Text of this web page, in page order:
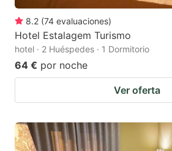
8.2 (74 evaluaciones)
Hotel Estalagem Turismo
hotel · 2 Huéspedes · 1 Dormitorio
64 € por noche
Ver oferta